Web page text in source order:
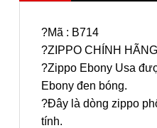
?Mã : B714
?ZIPPO CHÍNH
?Zippo Ebony Usa
Ebony đen bóng.
?Đây là dòng zippo
tính.